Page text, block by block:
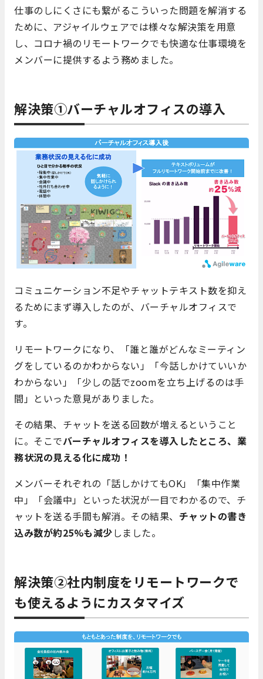
仕事のしにくさにも繋がるこういった問題を解消する
ために、アジャイルウェアでは様々な解決策を用意
し、コロナ禍のリモートワークでも快適な仕事環境を
メンバーに提供するよう務めました。
解決策①バーチャルオフィスの導入
コミュニケーション不足やチャットテキスト数を抑え
るためにまず導入したのが、バーチャルオフィスで
す。
リモートワークになり、「誰と誰がどんなミーティン
グをしているのかわからない」「今話しかけていいか
わからない」「少しの話でzoomを立ち上げるのは手
間」といった意見がありました。
その結果、チャットを送る回数が増えるということ
に。そこでバーチャルオフィスを導入したところ、業
務状況の見える化に成功！
メンバーそれぞれの「話しかけてもOK」「集中作業
中」「会議中」といった状況が一目でわかるので、チ
ャットを送る手間も解消。その結果、 チャットの書き
込み数が約25%も減少しました。
解決策②社内制度をリモートワークで
も使えるようにカスタマイズ